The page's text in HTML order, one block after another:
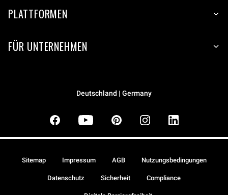
PLATTFORMEN
FÜR UNTERNEHMEN
Deutschland | Germany
Sitemap Impressum AGB Nutzungsbedingungen
Datenschutz Sicherheit Compliance